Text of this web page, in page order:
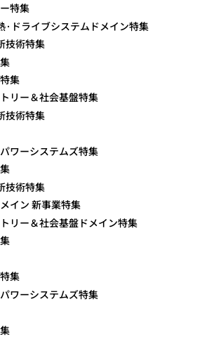
特集
·ドライブシステムドメイン特集
技術特集
集
リー＆社会基盤特集
技術特集
ワーシステムズ特集
技術特集
イン 新事業特集
リー＆社会基盤ドメイン特集
集
ワーシステムズ特集